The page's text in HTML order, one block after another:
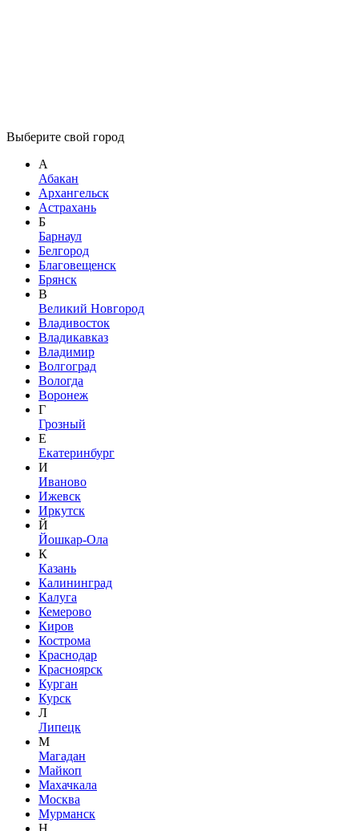
Выберите свой город
А
Абакан
Архангельск
Астрахань
Б
Барнаул
Белгород
Благовещенск
Брянск
В
Великий Новгород
Владивосток
Владикавказ
Владимир
Волгоград
Вологда
Воронеж
Г
Грозный
Е
Екатеринбург
И
Иваново
Ижевск
Иркутск
Й
Йошкар-Ола
К
Казань
Калининград
Калуга
Кемерово
Киров
Кострома
Краснодар
Красноярск
Курган
Курск
Л
Липецк
М
Магадан
Майкоп
Махачкала
Москва
Мурманск
Н